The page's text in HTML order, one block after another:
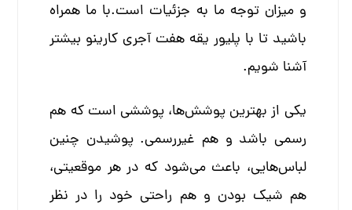
و میزان توجه ما به جزئیات است.با ما همراه
باشید تا با پلیور یقه هفت آجری کارینو بیشتر
آشنا شویم.
یکی از بهترین پوشش‌ها، پوششی است که هم
رسمی باشد و هم غیررسمی. پوشیدن چنین
لباس‌هایی، باعث می‌شود که در هر موقعیتی،
هم شیک بودن و هم راحتی خود را در نظر